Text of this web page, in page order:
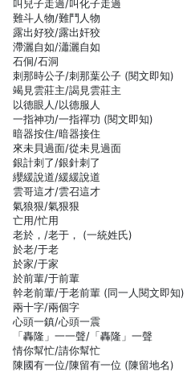
叫兒子走過/叫化子走過
難斗人物/難鬥人物
露出好狡/露出奸狡
滯灑自如/瀟灑自如
石侗/石洞
刺那時公子/刺那葉公子 (閱文即知)
竭見雲莊主/謁見雲莊主
以德眼人/以德服人
一指神功/一指禪功 (閱文即知)
暗器按住/暗器接住
來未貝過面/從未見過面
銀計刺了/銀針刺了
纓緩說道/緩緩說道
雲哥這才/雲召這才
氣狼狠/氣狠狠
亡用/忙用
老於，/老于， (一統姓氏)
於老/于老
於家/于家
於前輩/于前輩
幹老前輩/于老前輩 (同一人閱文即知)
兩十字/兩個字
心頭一鎮/心頭一震
「轟隆」一一聲/「轟隆」一聲
情你幫忙/請你幫忙
陳國有一位/陳留有一位 (陳留地名)